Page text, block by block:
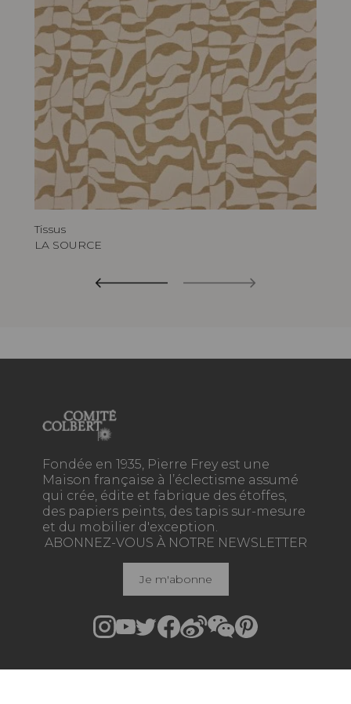
Tissus
LA SOURCE
Fondée en 1935, Pierre Frey est une
Maison française à l’éclectisme assumé
qui crée, édite et fabrique des étoffes,
des papiers peints, des tapis sur-mesure
et du mobilier d'exception.
ABONNEZ-VOUS À NOTRE NEWSLETTER
Je m'abonne